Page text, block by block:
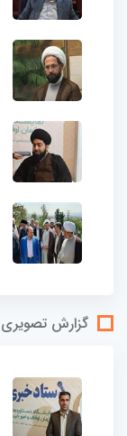
گزارش تصویری